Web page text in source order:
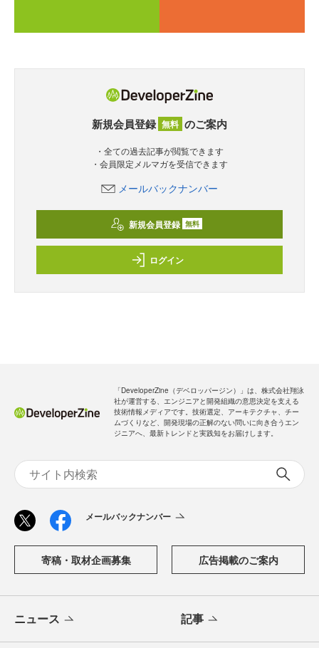
新規会員登録 無料 のご案内
・全ての過去記事が閲覧できます
・会員限定メルマガを受信できます
メールバックナンバー
新規会員登録 無料
ログイン
「DeveloperZine（デベロッパージン）」は、株式会社翔泳
社が運営する、エンジニアと開発組織の意思決定を支える
技術情報メディアです。技術選定、アーキテクチャ、チー
ムづくりなど、開発現場の正解のない問いに向き合うエン
ジニアへ、最新トレンドと実践知をお届けします。
メールバックナンバー
寄稿・取材企画募集 広告掲載のご案内
ニュース 記事